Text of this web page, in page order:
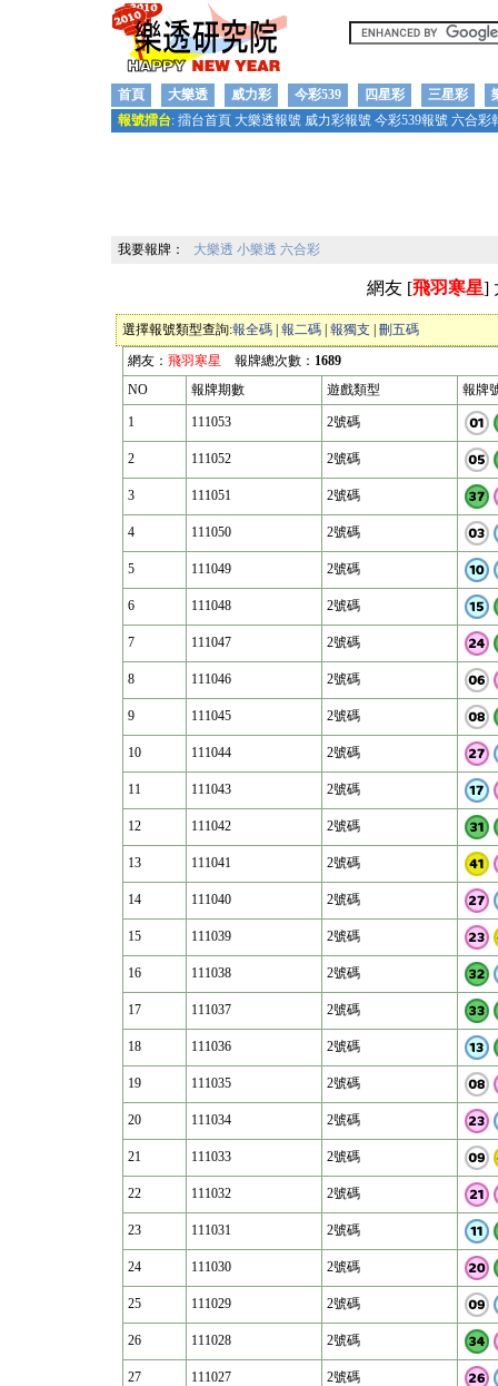
首頁 大樂透 威力彩 今彩539 四星彩 三星彩
報號擂台: 擂台首頁 大樂透報號 威力彩報號 今彩539報號 六合彩
我要報牌： 大樂透 小樂透 六合彩
網友 [飛羽寒星]
選擇報號類型查詢:報全碼 報二碼 報獨支
刪五碼
網友： 飛羽寒星 報牌總次數： 1689
NO
報牌期數 遊戲類型 報牌
1 111053 2號碼
2 111052 2號碼
3 111051 2號碼
4 111050 2號碼
5 111049 2號碼
6 111048 2號碼
7 111047 2號碼
8 111046 2號碼
9 111045 2號碼
10 111044 2號碼
11 111043 2號碼
12 111042 2號碼
13 111041 2號碼
14 111040 2號碼
15 111039 2號碼
16 111038 2號碼
17 111037 2號碼
18 111036 2號碼
19 111035 2號碼
20 111034 2號碼
21 111033 2號碼
22 111032 2號碼
23 111031 2號碼
24 111030 2號碼
25 111029 2號碼
26 111028 2號碼
27 111027 2號碼